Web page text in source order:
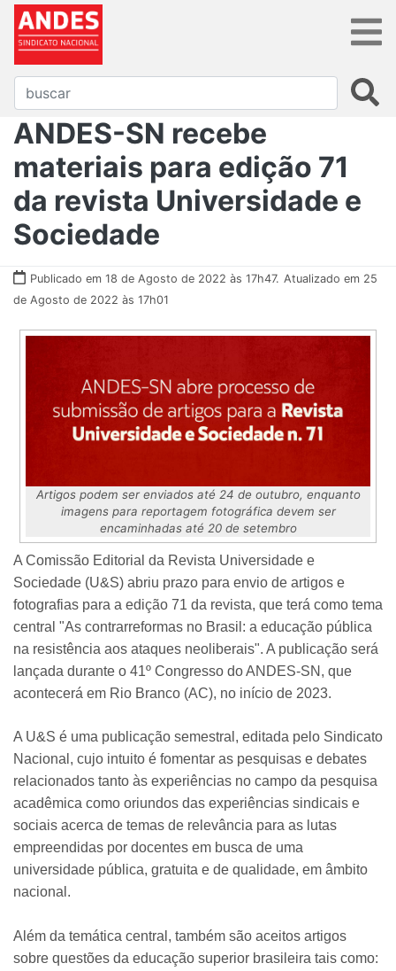
ANDES-SN recebe
materiais para edição 71
da revista Universidade e
Sociedade
Publicado em 18 de Agosto de 2022 às 17h47. Atualizado em 25
de Agosto de 2022 às 17h01
Artigos podem ser enviados até 24 de outubro, enquanto
imagens para reportagem fotográfica devem ser
encaminhadas até 20 de setembro
A Comissão Editorial da Revista Universidade e
Sociedade (U&S) abriu prazo para envio de artigos e
fotografias para a edição 71 da revista, que terá como tema
central "As contrarreformas no Brasil: a educação pública
na resistência aos ataques neoliberais". A publicação será
lançada durante o 41º Congresso do ANDES-SN, que
acontecerá em Rio Branco (AC), no início de 2023.
A U&S é uma publicação semestral, editada pelo Sindicato
Nacional, cujo intuito é fomentar as pesquisas e debates
relacionados tanto às experiências no campo da pesquisa
acadêmica como oriundos das experiências sindicais e
sociais acerca de temas de relevância para as lutas
empreendidas por docentes em busca de uma
universidade pública, gratuita e de qualidade, em âmbito
nacional.
Além da temática central, também são aceitos artigos
sobre questões da educação superior brasileira tais como: